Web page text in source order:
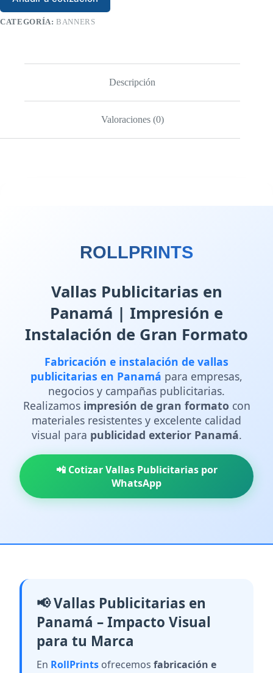
CATEGORÍA:BANNERS
Descripción
Valoraciones (0)
ROLLPRINTS
Vallas Publicitarias en
Panamá | Impresión e
Instalación de Gran Formato
Fabricación e instalación de vallas
publicitarias en Panamá para empresas,
negocios y campañas publicitarias.
Realizamos impresión de gran formato con
materiales resistentes y excelente calidad
visual para publicidad exterior Panamá.
📲 Cotizar Vallas Publicitarias por
WhatsApp
📢 Vallas Publicitarias en
Panamá – Impacto Visual
para tu Marca
En RollPrints ofrecemos fabricación e